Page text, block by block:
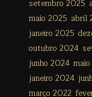
setembro 2025
maio 2025 abril
janeiro 2025
outubro 2024
junho 2024
janeiro 2024
março 2022